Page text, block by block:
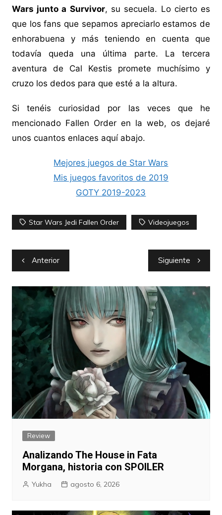
Wars junto a Survivor, su secuela. Lo cierto es
que los fans que sepamos apreciarlo estamos de
enhorabuena y más teniendo en cuenta que
todavía queda una última parte. La tercera
aventura de Cal Kestis promete muchísimo y
cruzo los dedos para que esté a la altura.
Si tenéis curiosidad por las veces que he
mencionado Fallen Order en la web, os dejaré
unos cuantos enlaces aquí abajo.
Mejores juegos de Star Wars
Mis juegos favoritos de 2019
GOTY 2019-2023
Star Wars Jedi Fallen Order Videojuegos
Navegación
de
entradas
Anterior Siguiente
Review
Analizando The House in Fata
Morgana, historia con SPOILER
Yukha agosto 6, 2026